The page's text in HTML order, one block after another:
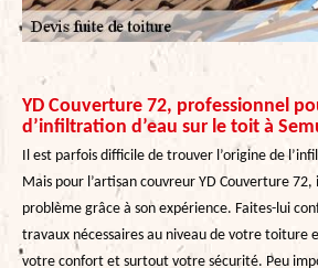
YD Couverture 72, professionnel
d’infiltration d’eau sur le toit à
Il est parfois difficile de trouver l’origine de
Mais pour l’artisan couvreur YD Couverture
problème grâce à son expérience. Faites-lui
travaux nécessaires au niveau de votre toiture
votre confort et surtout votre sécurité. Peu